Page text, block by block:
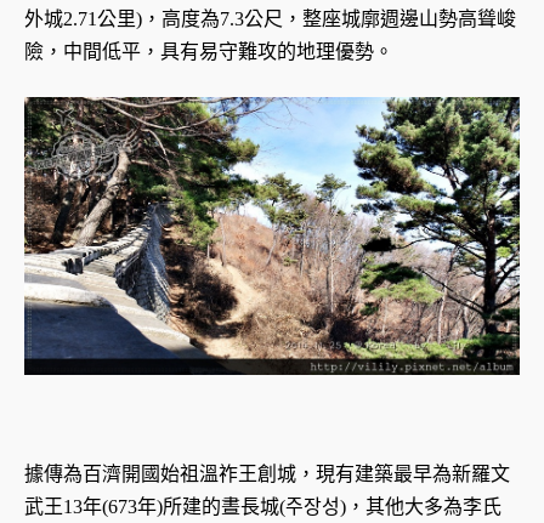
外城2.71公里)，高度為7.3公尺，整座城廓週邊山勢高聳峻
險，中間低平，具有易守難攻的地理優勢。
據傳為百濟開國始祖溫祚王創城，現有建築最早為新羅文
武王13年(673年)所建的晝長城(주장성)，其他大多為李氏